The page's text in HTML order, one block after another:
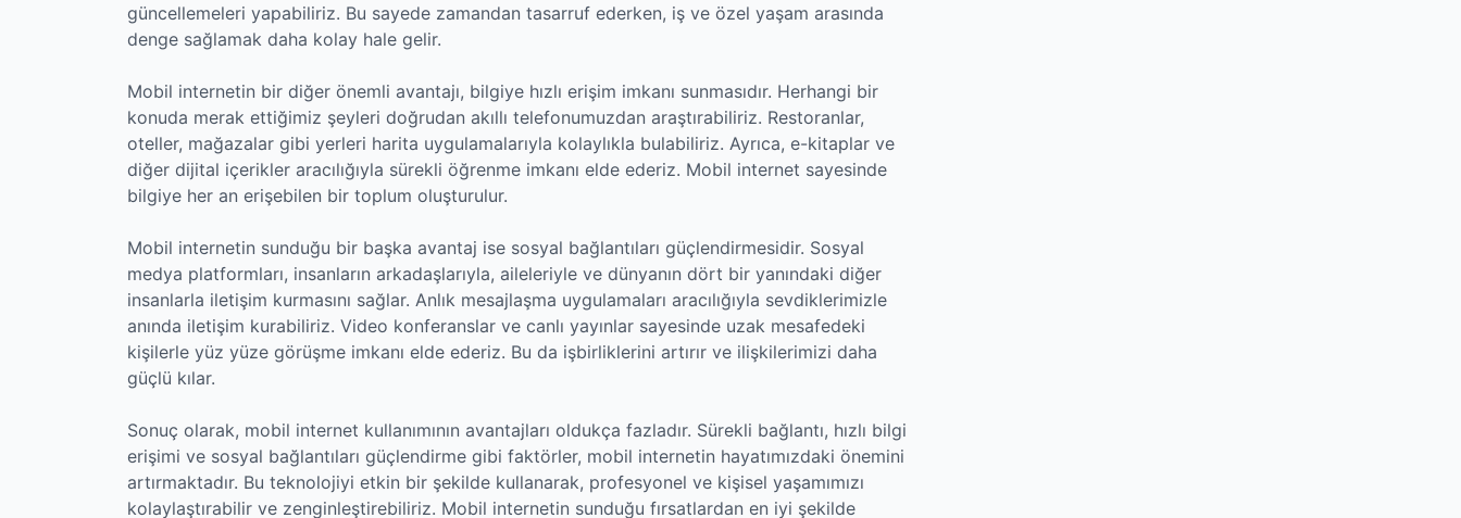
güncellemeleri yapabiliriz. Bu sayede zamandan tasarruf ederken, iş ve özel yaşam arasında
denge sağlamak daha kolay hale gelir.
Mobil internetin bir diğer önemli avantajı, bilgiye hızlı erişim imkanı sunmasıdır. Herhangi bir
konuda merak ettiğimiz şeyleri doğrudan akıllı telefonumuzdan araştırabiliriz. Restoranlar,
oteller, mağazalar gibi yerleri harita uygulamalarıyla kolaylıkla bulabiliriz. Ayrıca, e-kitaplar ve
diğer dijital içerikler aracılığıyla sürekli öğrenme imkanı elde ederiz. Mobil internet sayesinde
bilgiye her an erişebilen bir toplum oluşturulur.
Mobil internetin sunduğu bir başka avantaj ise sosyal bağlantıları güçlendirmesidir. Sosyal
medya platformları, insanların arkadaşlarıyla, aileleriyle ve dünyanın dört bir yanındaki diğer
insanlarla iletişim kurmasını sağlar. Anlık mesajlaşma uygulamaları aracılığıyla sevdiklerimizle
anında iletişim kurabiliriz. Video konferanslar ve canlı yayınlar sayesinde uzak mesafedeki
kişilerle yüz yüze görüşme imkanı elde ederiz. Bu da işbirliklerini artırır ve ilişkilerimizi daha
güçlü kılar.
Sonuç olarak, mobil internet kullanımının avantajları oldukça fazladır. Sürekli bağlantı, hızlı bilgi
erişimi ve sosyal bağlantıları güçlendirme gibi faktörler, mobil internetin hayatımızdaki önemini
artırmaktadır. Bu teknolojiyi etkin bir şekilde kullanarak, profesyonel ve kişisel yaşamımızı
kolaylaştırabilir ve zenginleştirebiliriz. Mobil internetin sunduğu fırsatlardan en iyi şekilde